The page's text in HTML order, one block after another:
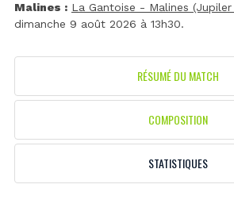
Malines : La Gantoise - Malines (Jupiler
dimanche 9 août 2026 à 13h30.
RÉSUMÉ DU MATCH
COMPOSITION
STATISTIQUES